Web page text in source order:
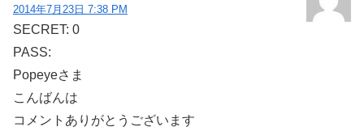
2014年7月23日 7:38 PM
SECRET: 0
PASS:
Popeyeさま
こんばんは
コメントありがとうございます